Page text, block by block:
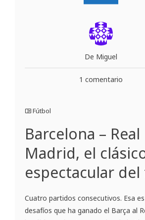
De Miguel
1 comentario
Fútbol
Barcelona – Real
Madrid, el
espectacular
Cuatro partidos consecutivos. Esa
desafíos que ha ganado el Barça al